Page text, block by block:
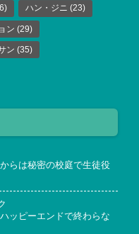
ハン・ジニ (23)
ン (29)
ン (35)
らは秘密の校庭で生徒役
ッピーエンドで終わらな